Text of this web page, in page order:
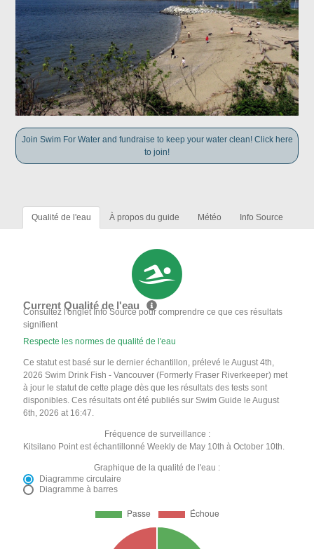
Join Swim For Water and fundraise to keep your water clean! Click here
to join!
Qualité de l'eau À propos du guide Météo Info Source
Current Qualité de l'eau
Consultez l'onglet Info Source pour comprendre ce que ces résultats
signifient
Respecte les normes de qualité de l'eau
Ce statut est basé sur le dernier échantillon, prélevé le August 4th,
2026 Swim Drink Fish - Vancouver (Formerly Fraser Riverkeeper) met
à jour le statut de cette plage dès que les résultats des tests sont
disponibles. Ces résultats ont été publiés sur Swim Guide le August
6th, 2026 at 16:47.
Fréquence de surveillance :
Kitsilano Point est échantillonné Weekly de May 10th à October 10th.
Graphique de la qualité de l'eau :
Diagramme circulaire
Diagramme à barres